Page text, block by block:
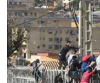
mắc
18/09/2021 14:47
Việc chứng
kiện để được